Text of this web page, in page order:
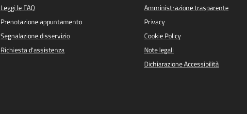
Leggi le FAQ
Prenotazione appuntamento
Segnalazione disservizio
Richiesta d'assistenza
Amministrazione trasparente
Privacy
Cookie Policy
Note legali
Dichiarazione Accessibilità